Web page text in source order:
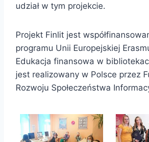
udział w tym projekcie.
Projekt Finlit jest
programu Unii Europejskiej
Edukacja finansowa w
jest realizowany w Polsce przez
Rozwoju Społeczeństwa